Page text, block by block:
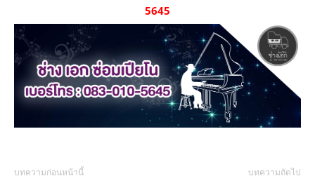
5645
บทความก่อนหน้านี้ บทความถัดไป